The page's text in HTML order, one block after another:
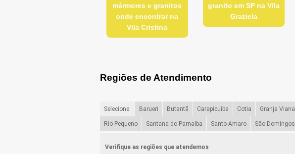
mármores e granitos
onde encontrar na
Vila Cristina
granito em SP na Vila
Graziela
Regiões de Atendimento
Selecione: Barueri Butantã Carapicuíba Cotia Granja Viana
Rio Pequeno Santana do Parnaíba Santo Amaro São Domingos
Verifique as regiões que atendemos